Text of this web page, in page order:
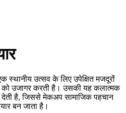
स्थानीय उत्सव के लिए उपेक्षित मजदूरों
उजागर करती है। उसकी यह कलात्मक
है, जिससे मेकअप सामाजिक पहचान
बन जाता है।